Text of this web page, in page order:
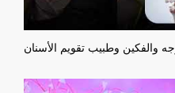
والفكين وطبيب تقويم الأسنان